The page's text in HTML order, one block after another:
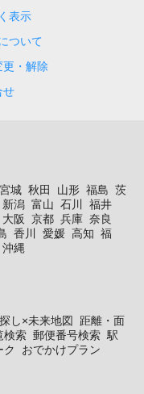
表示
ついて
・解除
せ
宮城 秋田 山形 福島 茨
新潟 富山 石川
福井
大阪 京都 兵庫 奈良
香川 愛媛 高知 福
沖縄
し×未来地図
距離・面
検索 郵便番号検索 駅
ク おでかけプラン